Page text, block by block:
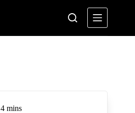
4 mins